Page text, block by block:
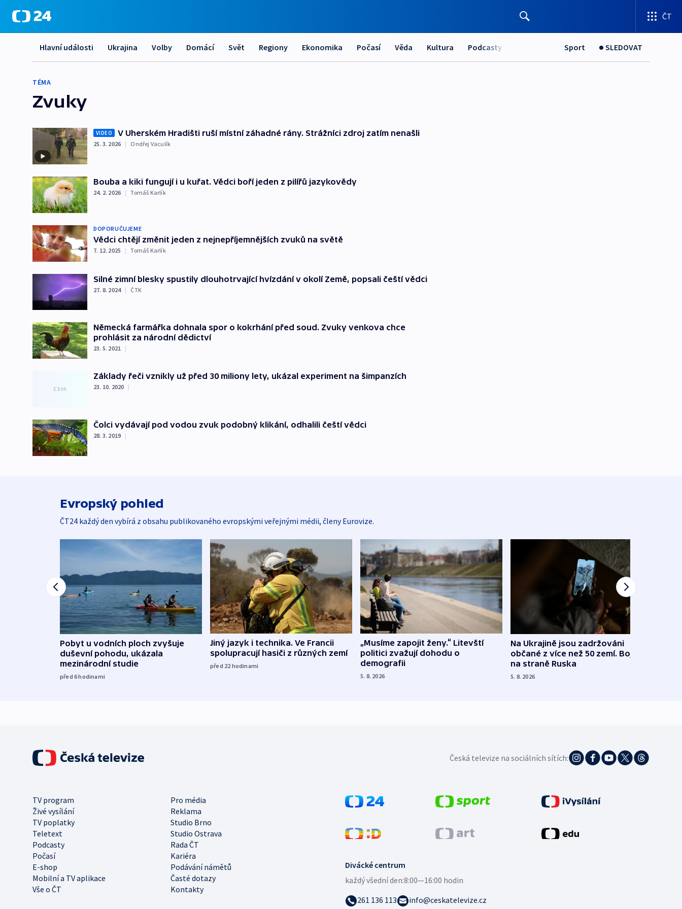
ČT
Hlavní události Ukrajina Volby Domácí Svět Regiony Ekonomika Počasí Věda Kultura Podcasty Sport SLEDOVAT
TÉMA
Zvuky
VIDEO V Uherském Hradišti ruší místní záhadné rány. Strážníci zdroj zatím nenašli
25. 3. 2026 | Ondřej Vaculík
Bouba a kiki fungují i u kuřat. Vědci boří jeden z pilířů jazykovědy
24. 2. 2026 | Tomáš Karlík
DOPORUČUJEME
Vědci chtějí změnit jeden z nejnepříjemnějších zvuků na světě
7. 12. 2025 | Tomáš Karlík
Silné zimní blesky spustily dlouhotrvající hvízdání v okolí Země, popsali čeští vědci
27. 8. 2024 | ČTK
Německá farmářka dohnala spor o kokrhání před soud. Zvuky venkova chce
prohlásit za národní dědictví
23. 5. 2021 |
Základy řeči vznikly už před 30 miliony lety, ukázal experiment na šimpanzích
23. 10. 2020 |
Čolci vydávají pod vodou zvuk podobný klikání, odhalili čeští vědci
28. 3. 2019 |
Evropský pohled
ČT24 každý den vybírá z obsahu publikovaného evropskými veřejnými médii, členy Eurovize.
Pobyt u vodních ploch zvyšuje
duševní pohodu, ukázala
mezinárodní studie
před 6hodinami
Jiný jazyk i technika. Ve Francii
spolupracují hasiči z různých zemí
před 22 hodinami
„Musíme zapojit ženy.“ Litevští
politici zvažují dohodu o
demografii
5. 8. 2026
Na Ukrajině jsou zadržováni
občané z více než 50 zemí. Bojovali
na straně Ruska
5. 8. 2026
Česká televize na sociálních sítích:
TV program
Pro média
Živé vysílání
Reklama
TV poplatky
Studio Brno
Teletext
Studio Ostrava
Podcasty
Rada ČT
Počasí
Kariéra
E-shop
Podávání námětů
Mobilní a TV aplikace
Časté dotazy
Vše o ČT
Kontakty
Divácké centrum
každý všední den:8:00—16:00 hodin
261 136 113
info@ceskatelevize.cz